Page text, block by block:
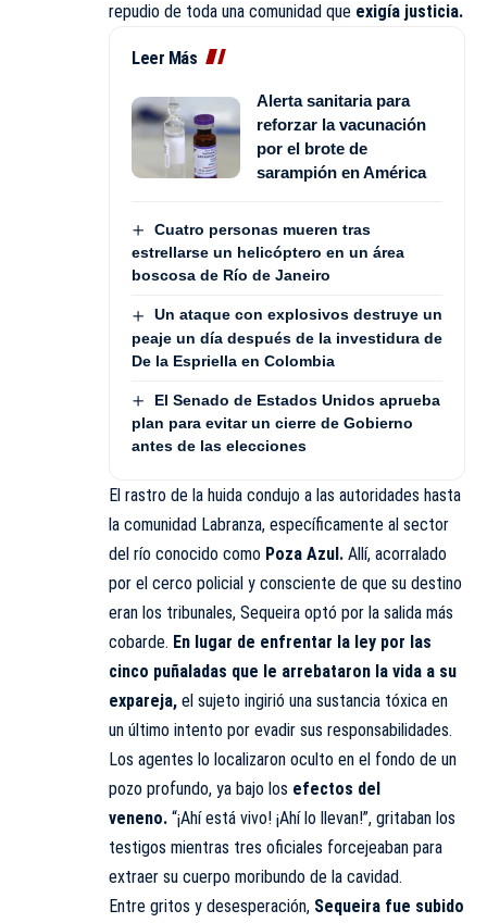
repudio de toda una comunidad que exigía justicia.
Leer Más
Alerta sanitaria para
reforzar la vacunación
por el brote de
sarampión en América
Cuatro personas mueren tras
estrellarse un helicóptero en un área
boscosa de Río de Janeiro
Un ataque con explosivos destruye un
peaje un día después de la investidura de
De la Espriella en Colombia
El Senado de Estados Unidos aprueba
plan para evitar un cierre de Gobierno
antes de las elecciones
El rastro de la huida condujo a las autoridades hasta
la comunidad Labranza, específicamente al sector
del río conocido como Poza Azul. Allí, acorralado
por el cerco policial y consciente de que su destino
eran los tribunales, Sequeira optó por la salida más
cobarde. En lugar de enfrentar la ley por las
cinco puñaladas que le arrebataron la vida a su
expareja, el sujeto ingirió una sustancia tóxica en
un último intento por evadir sus responsabilidades.
Los agentes lo localizaron oculto en el fondo de un
pozo profundo, ya bajo los efectos del
veneno. “¡Ahí está vivo! ¡Ahí lo llevan!”, gritaban los
testigos mientras tres oficiales forcejeaban para
extraer su cuerpo moribundo de la cavidad.
Entre gritos y desesperación, Sequeira fue subido